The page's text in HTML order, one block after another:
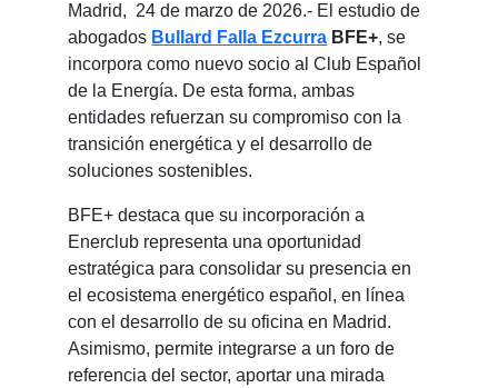
Madrid, 24 de marzo de 2026.- El estudio de
abogados Bullard Falla Ezcurra BFE+, se
incorpora como nuevo socio al Club Español
de la Energía. De esta forma, ambas
entidades refuerzan su compromiso con la
transición energética y el desarrollo de
soluciones sostenibles.
BFE+ destaca que su incorporación a
Enerclub representa una oportunidad
estratégica para consolidar su presencia en
el ecosistema energético español, en línea
con el desarrollo de su oficina en Madrid.
Asimismo, permite integrarse a un foro de
referencia del sector, aportar una mirada